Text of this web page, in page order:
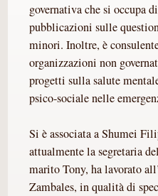
governativa che si occupa
pubblicazioni sulle
minori. Inoltre, è
organizzazioni non
progetti sulla salute
psico-sociale nelle
Si è associata a Shumei
attualmente la segretaria
marito Tony, ha lavorato
Zambales, in qualità di